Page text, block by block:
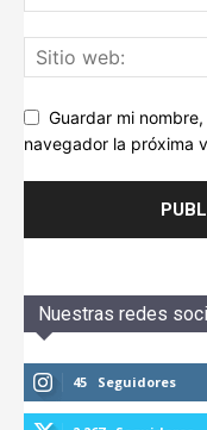
Guardar mi
navegador la próxima
Nuestras redes
45 Seguidores